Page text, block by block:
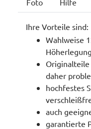
Foto Hilfe
Ihre Vorteile sind:
Wahlweise
Höherlegung
daher
hochfestes
auch
garantierte